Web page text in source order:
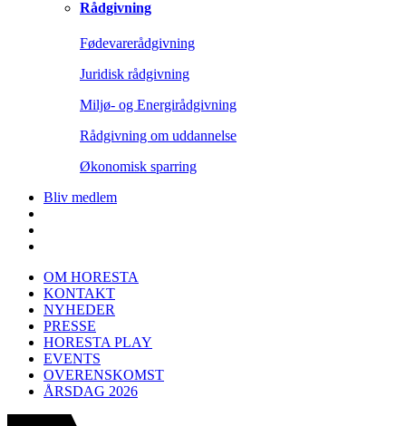
Rådgivning
Fødevarerådgivning
Juridisk rådgivning
Miljø- og Energirådgivning
Rådgivning om uddannelse
Økonomisk sparring
Bliv medlem
OM HORESTA
KONTAKT
NYHEDER
PRESSE
HORESTA PLAY
EVENTS
OVERENSKOMST
ÅRSDAG 2026